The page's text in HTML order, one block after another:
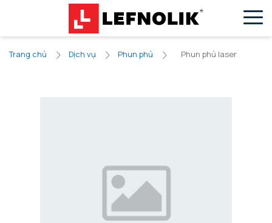
EN
Trang chủ Dịch vụ Phun phủ Phun phủ laser